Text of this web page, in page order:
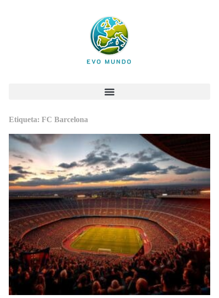
Etiqueta: FC Barcelona